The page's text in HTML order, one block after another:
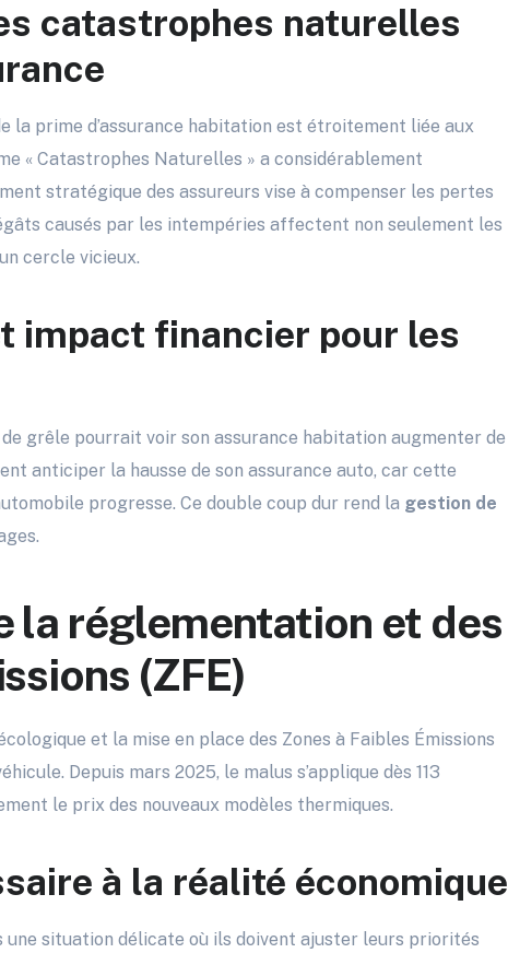
catastrophes naturelles
la prime d’assurance habitation est étroitement liée aux
« Catastrophes Naturelles » a considérablement
stratégique des assureurs vise à compenser les pertes
causés par les intempéries affectent non seulement les
cercle vicieux.
impact financier pour les
de grêle pourrait voir son assurance habitation augmenter de
anticiper la hausse de son assurance auto, car cette
progresse. Ce double coup dur rend la gestion de
la réglementation et des
(ZFE)
et la mise en place des Zones à Faibles Émissions
Depuis mars 2025, le malus s’applique dès 113
le prix des nouveaux modèles thermiques.
à la réalité économique
situation délicate où ils doivent ajuster leurs priorités